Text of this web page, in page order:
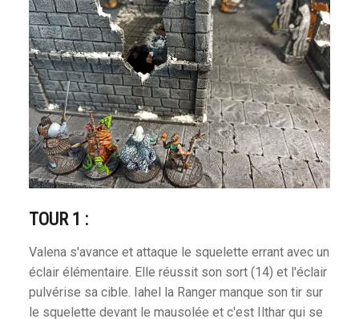
TOUR 1 :
Valena s'avance et attaque le squelette errant avec un
éclair élémentaire. Elle réussit son sort (14) et l'éclair
pulvérise sa cible. Iahel la Ranger manque son tir sur
le squelette devant le mausolée et c'est Ilthar qui se